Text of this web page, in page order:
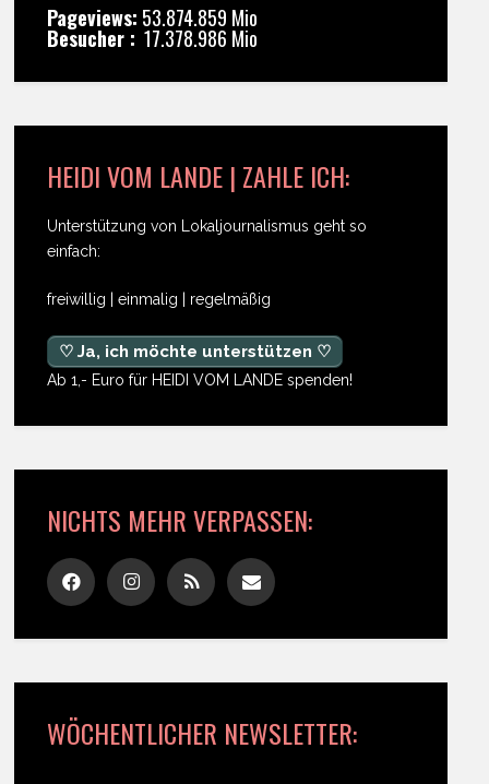
Pageviews: 53.874.859 Mio
Besucher : 17.378.986 Mio
HEIDI VOM LANDE | ZAHLE ICH:
Unterstützung von Lokaljournalismus geht so
einfach:
freiwillig | einmalig | regelmäßig
♡ Ja, ich möchte unterstützen ♡
Ab 1,- Euro für HEIDI VOM LANDE spenden!
NICHTS MEHR VERPASSEN:
WÖCHENTLICHER NEWSLETTER: